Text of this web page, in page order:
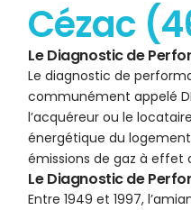
Cézac
Le Diagnostic de
Le diagnostic de
communément appelé
l’acquéreur ou le
énergétique du
émissions de gaz à effet
Le Diagnostic de
Entre 1949 et 1997,